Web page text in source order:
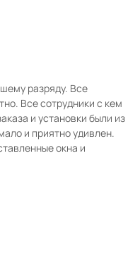
разряду. Все
Все сотрудники с кем
и установки были из
и приятно удивлен.
окна и